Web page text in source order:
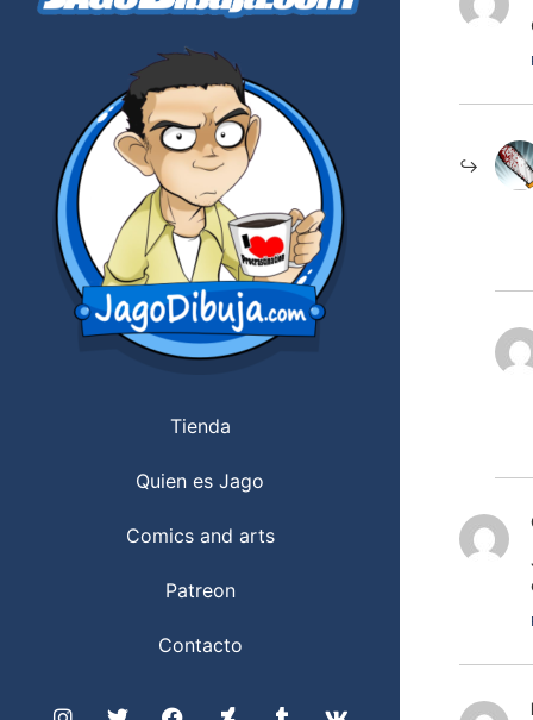
Tienda
Quien es Jago
Comics and arts
Patreon
Contacto